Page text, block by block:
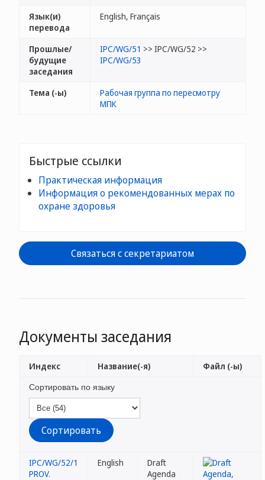
Язык(и)
перевода
English, Français
Прошлые/
будущие
заседания
IPC/WG/51 >> IPC/WG/52 >>
IPC/WG/53
Тема (-ы)
Рабочая группа по пересмотру
МПК
Быстрые ссылки
Практическая информация
Информация о рекомендованных мерах по
охране здоровья
Связаться с секретариатом
Документы заседания
Сортировать по языку
Индекс Название(-я) Файл (-ы)
IPC/WG/52/1
PROV.
English
Draft
Agenda